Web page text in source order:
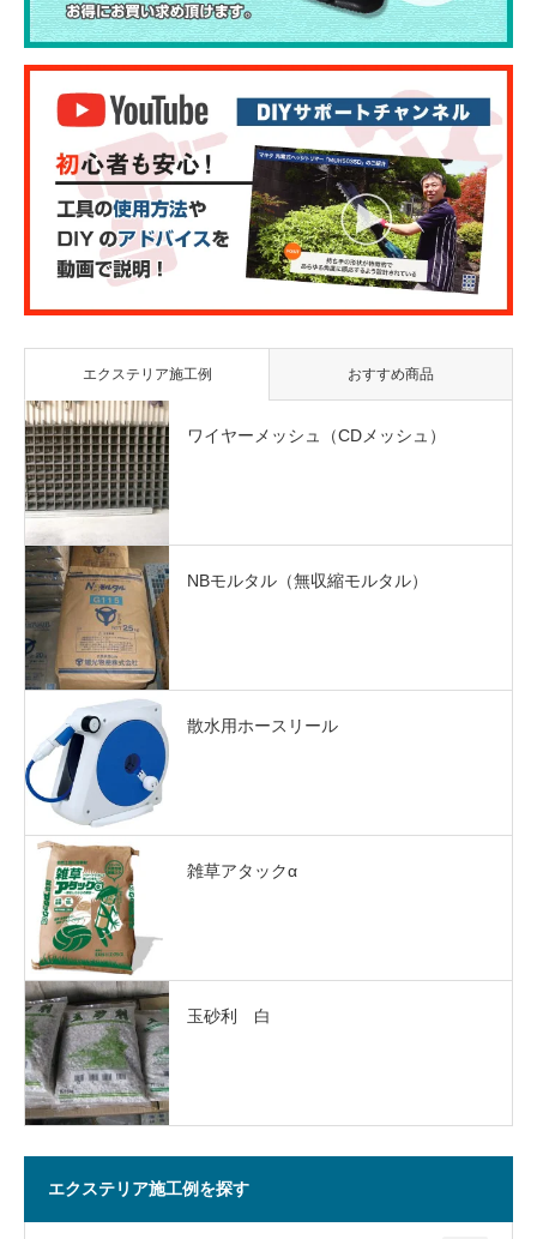
エクステリア施工例 おすすめ商品
ワイヤーメッシュ（CDメッシュ）
NBモルタル（無収縮モルタル）
散水用ホースリール
雑草アタックα
玉砂利 白
エクステリア施工例を探す